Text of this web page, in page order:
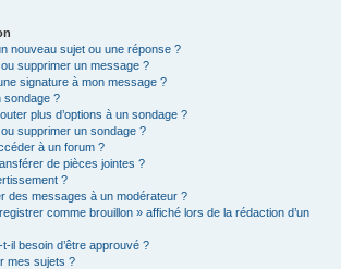
nouveau sujet ou une réponse ?
supprimer un message ?
signature à mon message ?
sondage ?
plus d’options à un sondage ?
supprimer un sondage ?
à un forum ?
de pièces jointes ?
?
des messages à un modérateur ?
comme brouillon » affiché lors de la rédaction d’un
il besoin d’être approuvé ?
mes sujets ?